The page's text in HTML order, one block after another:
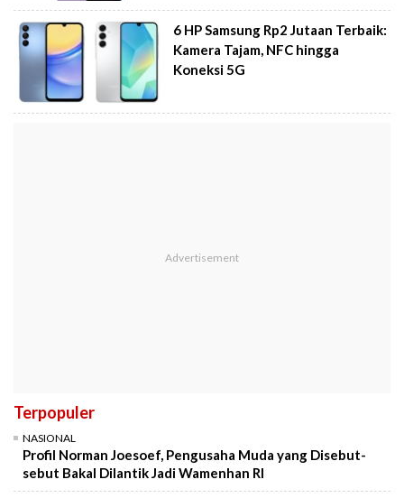
6 HP Samsung Rp2 Jutaan Terbaik:
Kamera Tajam, NFC hingga
Koneksi 5G
Terpopuler
NASIONAL
Profil Norman Joesoef, Pengusaha Muda yang Disebut-
sebut Bakal Dilantik Jadi Wamenhan RI